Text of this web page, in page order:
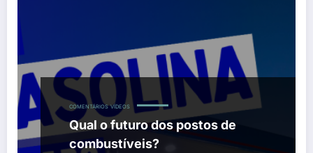
COMENTÁRIOS VÍDEOS
Qual o futuro dos postos de
combustíveis?